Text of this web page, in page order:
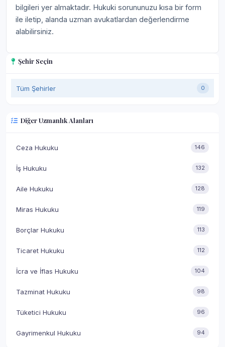
Şehir Seçin
Tüm Şehirler 0
Diğer Uzmanlık Alanları
Ceza Hukuku 146
İş Hukuku 132
Aile Hukuku 128
Miras Hukuku 119
Borçlar Hukuku 113
Ticaret Hukuku 112
İcra ve İflas Hukuku 104
Tazminat Hukuku 98
Tüketici Hukuku 96
Gayrimenkul Hukuku 94
bilgileri yer almaktadır. Hukuki sorununuzu kısa bir form
ile iletip, alanda uzman avukatlardan değerlendirme
alabilirsiniz.